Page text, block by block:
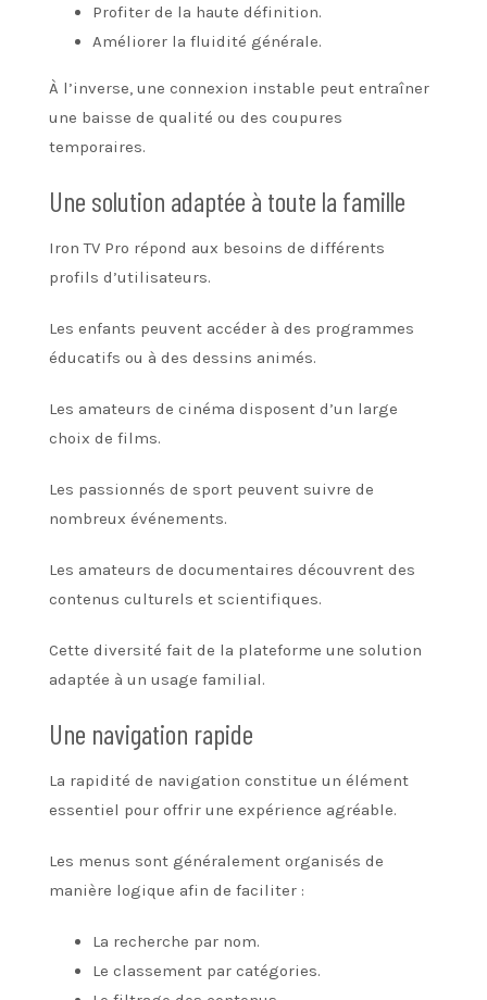
Profiter de la haute définition.
Améliorer la fluidité générale.
À l’inverse, une connexion instable peut entraîner
une baisse de qualité ou des coupures
temporaires.
Une solution adaptée à toute la famille
Iron TV Pro répond aux besoins de différents
profils d’utilisateurs.
Les enfants peuvent accéder à des programmes
éducatifs ou à des dessins animés.
Les amateurs de cinéma disposent d’un large
choix de films.
Les passionnés de sport peuvent suivre de
nombreux événements.
Les amateurs de documentaires découvrent des
contenus culturels et scientifiques.
Cette diversité fait de la plateforme une solution
adaptée à un usage familial.
Une navigation rapide
La rapidité de navigation constitue un élément
essentiel pour offrir une expérience agréable.
Les menus sont généralement organisés de
manière logique afin de faciliter :
La recherche par nom.
Le classement par catégories.